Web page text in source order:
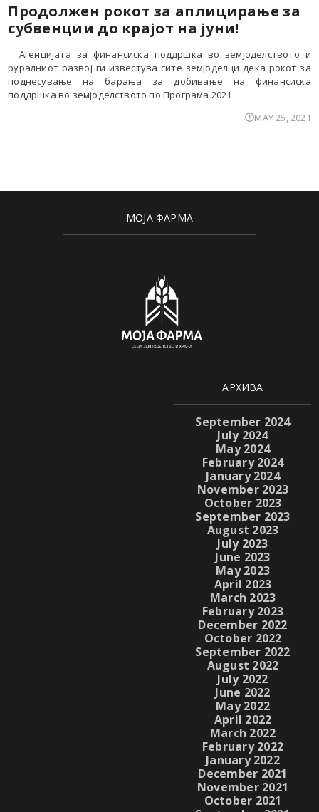
Продолжен рокот за аплицирање за
субвенции до крајот на јуни!
Агенцијата за финансиска поддршка во земјоделството и
руралниот развој ги известува сите земјоделци дека рокот за
поднесување на барања за добивање на финансиска
поддршка во земјоделството по Програма 2021
MAY 25, 2021
МОЈА ФАРМА
АРХИВА
September 2024
July 2024
May 2024
February 2024
January 2024
November 2023
October 2023
September 2023
August 2023
July 2023
June 2023
May 2023
April 2023
March 2023
February 2023
December 2022
October 2022
September 2022
August 2022
July 2022
June 2022
May 2022
April 2022
March 2022
February 2022
January 2022
December 2021
November 2021
October 2021